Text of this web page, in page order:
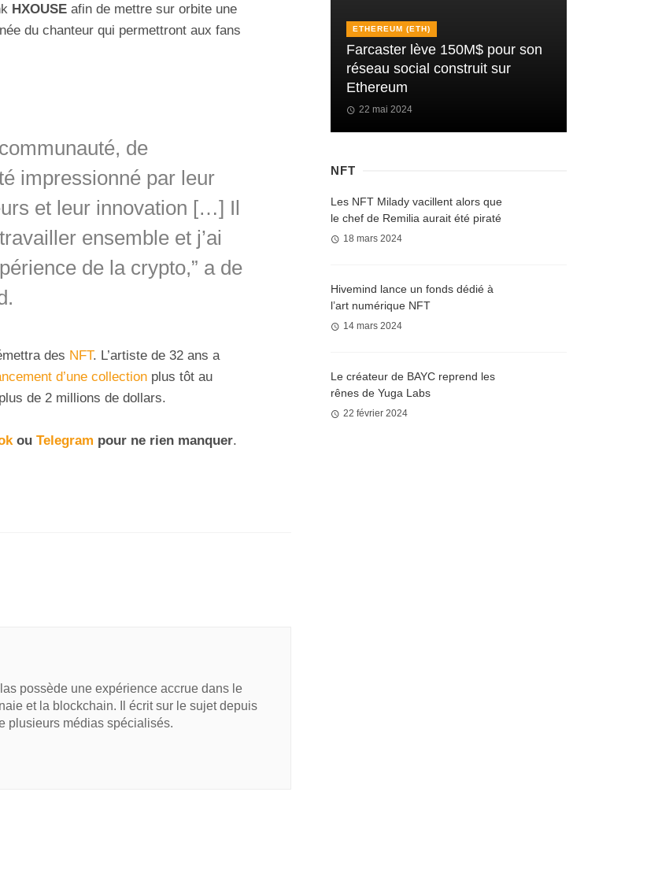
HXOUSE afin de mettre sur orbite une
du chanteur qui permettront aux fans
de
impressionné par leur
et leur innovation […] Il
ensemble et j’ai
de la crypto,” a de
des NFT. L’artiste de 32 ans a
d’une collection plus tôt au
de 2 millions de dollars.
ou Telegram pour ne rien manquer.
possède une expérience accrue dans le
et la blockchain. Il écrit sur le sujet depuis
plusieurs médias spécialisés.
ETHEREUM (ETH)
Farcaster lève 150M$ pour son
réseau social construit sur
Ethereum
22 mai 2024
NFT
Les NFT Milady vacillent alors que
le chef de Remilia aurait été piraté
18 mars 2024
Hivemind lance un fonds dédié à
l’art numérique NFT
14 mars 2024
Le créateur de BAYC reprend les
rênes de Yuga Labs
22 février 2024